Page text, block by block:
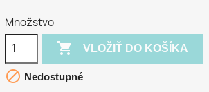
Množstvo
 VLOŽIŤ DO KOŠÍKA
 Nedostupné